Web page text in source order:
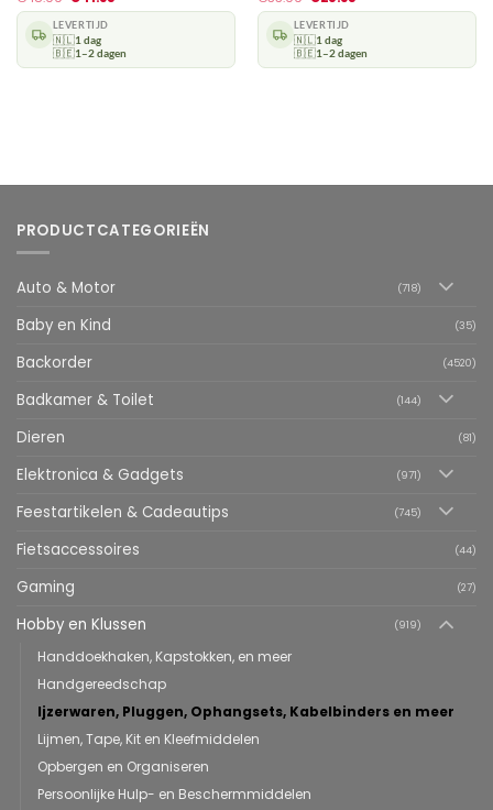
LEVERTIJD
🇳🇱1 dag
🇧🇪1–2 dagen
LEVERTIJD
🇳🇱1 dag
🇧🇪1–2 dagen
PRODUCTCATEGORIEËN
Auto & Motor (718)
Baby en Kind (35)
Backorder (4520)
Badkamer & Toilet (144)
Dieren (81)
Elektronica & Gadgets (971)
Feestartikelen & Cadeautips (745)
Fietsaccessoires (44)
Gaming (27)
Hobby en Klussen (919)
Handdoekhaken, Kapstokken, en meer
Handgereedschap
Ijzerwaren, Pluggen, Ophangsets, Kabelbinders en meer
Lijmen, Tape, Kit en Kleefmiddelen
Opbergen en Organiseren
Persoonlijke Hulp- en Beschermmiddelen